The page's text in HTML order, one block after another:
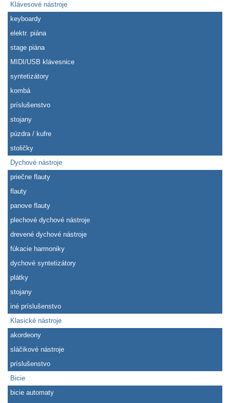
Klávesové nástroje
keyboardy
elektr. piána
stage piána
MIDI/USB klávesnice
syntetizátory
kombá
príslušenstvo
stojany
púzdra / kufre
stoličky
Dychové nástroje
priečne flauty
flauty
panove flauty
plechové dychové nástroje
drevené dychové nástroje
fúkacie harmoniky
dychové syntetizátory
plátky
stojany
iné príslušenstvo
Klasické nástroje
akordeony
sláčikové nástroje
príslušenstvo
Bicie
bicie automaty